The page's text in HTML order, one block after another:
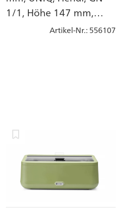
1/1, Höhe 147 mm,
Artikel-Nr.: 556107